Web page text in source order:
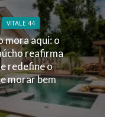
VITALE 44
mora aqui: o
reafirma
redefine o
morar bem